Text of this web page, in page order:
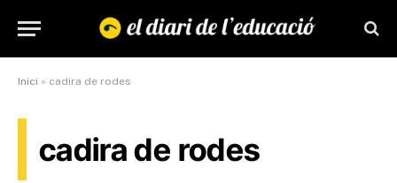
Inici » cadira de rodes
cadira de rodes